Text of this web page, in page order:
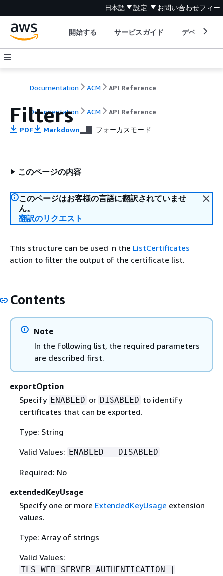
日本語 設定 お問い合わせフィー
開始する サービスガイド デベロッパ
Documentation ACM API Reference
Documentation ACM API Reference
Filters
PDF Markdown フォーカスモード
このページの内容
このページはお客様の言語に翻訳されていませ
ん。
翻訳のリクエスト
This structure can be used in the ListCertificates
action to filter the output of the certificate list.
Contents
Note
In the following list, the required parameters
are described first.
exportOption
Specify ENABLED or DISABLED to identify
certificates that can be exported.
Type: String
Valid Values: ENABLED | DISABLED
Required: No
extendedKeyUsage
Specify one or more ExtendedKeyUsage extension
values.
Type: Array of strings
Valid Values:
TLS_WEB_SERVER_AUTHENTICATION |